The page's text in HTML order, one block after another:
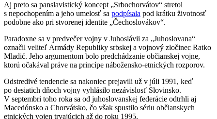
Aj preto sa panslavistický koncept „Srbochorvátov“ stretol
s nepochopením a jeho umelosť sa podpísala pod krátku životnosť
podobne ako pri stvorenej identite „Čechoslovákov“.
Paradoxne sa v predvečer vojny v Juhoslávii za „Juhoslovana“
označil veliteľ Armády Republiky srbskej a vojnový zločinec Ratko
Mladić. Jeho argumentom bolo predchádzanie občianskej vojne,
ktorú očakával práve na princípe nábožensko-etnických rozporov.
Odstredivé tendencie sa nakoniec prejavili už v júli 1991, keď
po desiatich dňoch vojny vyhlásilo nezávislosť Slovinsko.
V septembri toho roka sa od juhoslovanskej federácie odtrhli aj
Macedónsko a Chorvátsko, čo však spustilo sériu občianskych
etnických vojen trvajúcich až do roku 1995.